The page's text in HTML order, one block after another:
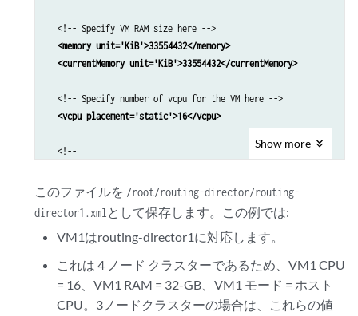
  <!-- Specify VM RAM size here -->
<memory unit='KiB'>33554432</memory>
  <currentMemory unit='KiB'>33554432</currentMemory>
  <!-- Specify number of vcpu for the VM here -->
<vcpu placement='static'>16</vcpu>
  <!--
  For RHEL 8.10 KVM use q53 as machine type
<type arch='x86_64' machine='pc-q35-jammy'>hvm</type>
  <features>
    <acpi/>
Show more
このファイルを /root/routing-director/routing-
director1.xml として保存します。この例では:
VM1はrouting-director1に対応します。
これは 4 ノード クラスターであるため、VM1 CPU
= 16、VM1 RAM = 32-GB、VM1 モード = ホスト
CPU。3ノードクラスターの場合は、これらの値